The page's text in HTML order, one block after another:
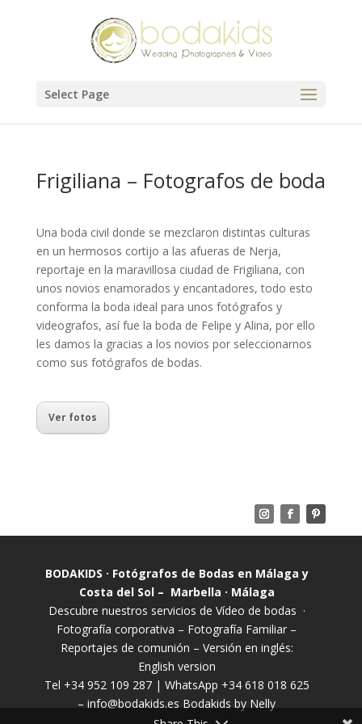
Select Page
Frigiliana – Fotografos de boda
Una boda civil donde se mezclaron distintas culturas
en un hermosos cortijo a las afueras de Nerja,
reportaje en la maravillosa ciudad de Frigiliana, con
unos novios enamorados y encantadores, todo esto
conforma la boda ideal para unos fotógrafos y
videografos, así fue la boda de Felipe y Alina, por ello
les damos la gracias a los novios por seleccionarnos
como sus fotógrafos de bodas.
Ver fotos
BODAKIDS · Fotógrafos de Bodas en Málaga y
Costa del Sol – Marbella · Málaga
Descubre nuestros servicios de Vídeo de bodas ·
Fotografía corporativa – Fotografía Familiar –
Reportajes de comunión – Versión en inglés:
English version
Tel +34 952 109 287 | WhatsApp +34 618 018 625
–info@bodakids.es Bodakids by Nelly